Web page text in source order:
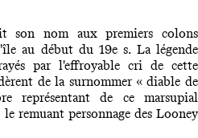
son nom aux premiers colons
au début du 19e s. La légende
par l'effroyable cri de cette
de la surnommer « diable de
représentant de ce marsupial
remuant personnage des Looney